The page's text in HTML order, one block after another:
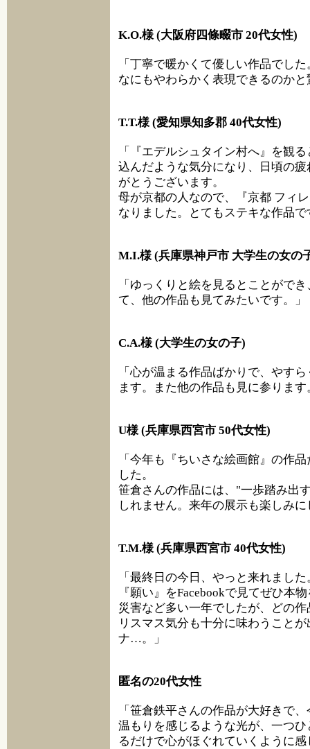
K.O.様 (大阪府四條畷市 20代女性)
「丁寧で暖かくて優しい作品でし
なにもやわらかく表現できるのか
T.T.様 (愛知県知多郡 40代女性)
「『エデルシュタイン村へ』を観
込んだような気分になり、日頃の
がとうございます。
母が京都の人なので、『京都 フィ
なりました。とてもステキな作品で
M.I.様 (兵庫県神戸市 大学生の女の
「ゆっくりと絵を見るとことがで
て、他の作品も見てみたいです。」
C.A.様 (大学生の女の子)
「心が温まる作品ばかりで、やす
ます。また他の作品も見に参ります
U様 (兵庫県西宮市 50代女性)
「今年も『ちいさな絵画館』の作
した。
笹倉さんの作品には、"一歩踏み出
しれません。来年の展示も楽しみ
T.M.様 (兵庫県西宮市 40代女性)
「最終日の今日、やっと来れました
『願い』をFacebookで見てぜひ本
災害など多い一年でしたが、どの
リスマス気分も十分に味わうこと
ナ…。」
匿名の20代女性
「笹倉鉄平さんの作品が大好きで
温もりを感じるような光が、一つ
るだけで心がほぐれていくように感